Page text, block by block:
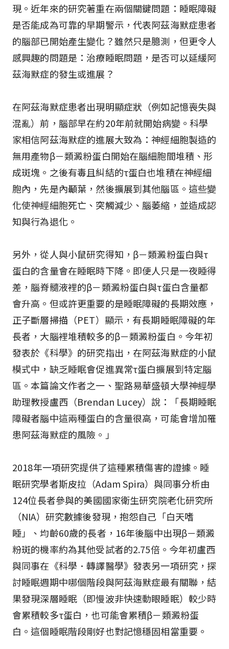
現。近年來的研究著重在兩個關鍵問題：睡眠障礙
是否能成為可靠的早期警示，代表阿茲海默症患者
的腦部已開始產生變化？雖然只是臆測，但更令人
感興趣的問題是：治療睡眠問題，是否可以延緩阿
茲海默症的發生或進展？
在阿茲海默症患者出現明顯症狀（例如記憶喪失與
混亂）前，腦部早在約20年前就開始病變。科學
家相信阿茲海默症的進展大致為：神經細胞製造的
無用產物β－類澱粉蛋白開始在腦細胞間堆積、形
成斑塊。之後有毒且糾結的τ蛋白也堆積在神經細
胞內，先是內顳葉，然後擴展到其他腦區。這些變
化使神經細胞死亡、突觸減少、腦萎縮，並造成認
知與行為退化。
另外，從人與小鼠研究得知，β－類澱粉蛋白與τ
蛋白的含量會在睡眠時下降。即便人只是一夜睡得
差，腦脊髓液裡的β－類澱粉蛋白與τ蛋白含量都
會升高。但或許更重要的是睡眠障礙的長期效應，
正子斷層掃描（PET）顯示，有長期睡眠障礙的年
長者，大腦裡堆積較多的β－類澱粉蛋白。今年初
發表於《科學》的研究指出，在阿茲海默症的小鼠
模式中，缺乏睡眠會促進異常τ蛋白擴展到特定腦
區。本篇論文作者之一、聖路易華盛頓大學神經學
助理教授盧西（Brendan Lucey）說：「長期睡眠
障礙者腦中這兩種蛋白的含量很高，可能會增加罹
患阿茲海默症的風險。」
2018年一項研究提供了這種累積傷害的證據。睡
眠研究學者斯皮拉（Adam Spira）與同事分析由
124位長者參與的美國國家衛生研究院老化研究所
（NIA）研究數據後發現，抱怨自己「白天嗜
睡」、均齡60歲的長者，16年後腦中出現β－類澱
粉斑的機率約為其他受試者的2.75倍。今年初盧西
與同事在《科學．轉譯醫學》發表另一項研究，探
討睡眠週期中哪個階段與阿茲海默症最有關聯，結
果發現深層睡眠（即慢波非快速動眼睡眠）較少時
會累積較多τ蛋白，也可能會累積β－類澱粉蛋
白。這個睡眠階段剛好也對記憶穩固相當重要。